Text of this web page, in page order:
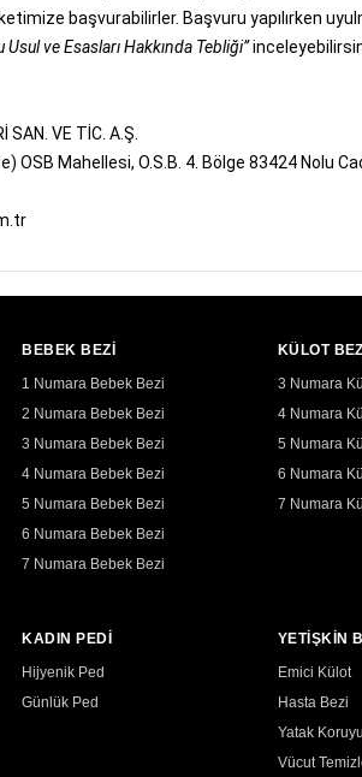
başvurabilirler. Başvuru yapılırken
ve Esasları Hakkında Tebliği”
SAN. VE TİC. A.Ş.
OSB Mahellesi, O.S.B. 4. Bölge 83424 Nolu
BEBEK BEZİ
1 Numara Bebek Bezi
2 Numara Bebek Bezi
3 Numara Bebek Bezi
4 Numara Bebek Bezi
5 Numara Bebek Bezi
6 Numara Bebek Bezi
7 Numara Bebek Bezi
KÜLOT BEZ
3 Numara
4 Numara
5 Numara
6 Numara
7 Numara
KADIN PEDİ
Hijyenik Ped
Günlük Ped
YETİŞKİN
Emici Külot
Hasta Bezi
Yatak
Vücut